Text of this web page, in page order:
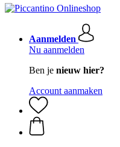
Aanmelden
Nu aanmelden
Ben je nieuw hier?
Account aanmaken